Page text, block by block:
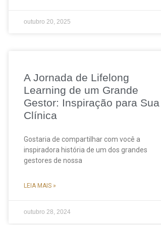
outubro 20, 2025
A Jornada de Lifelong
Learning de um Grande
Gestor: Inspiração para Sua
Clínica
Gostaria de compartilhar com você a
inspiradora história de um dos grandes
gestores de nossa
LEIA MAIS »
outubro 28, 2024